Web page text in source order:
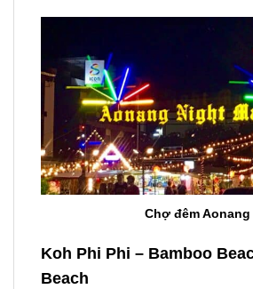
Chợ đêm Aonang
Koh Phi Phi – Bamboo
Beach